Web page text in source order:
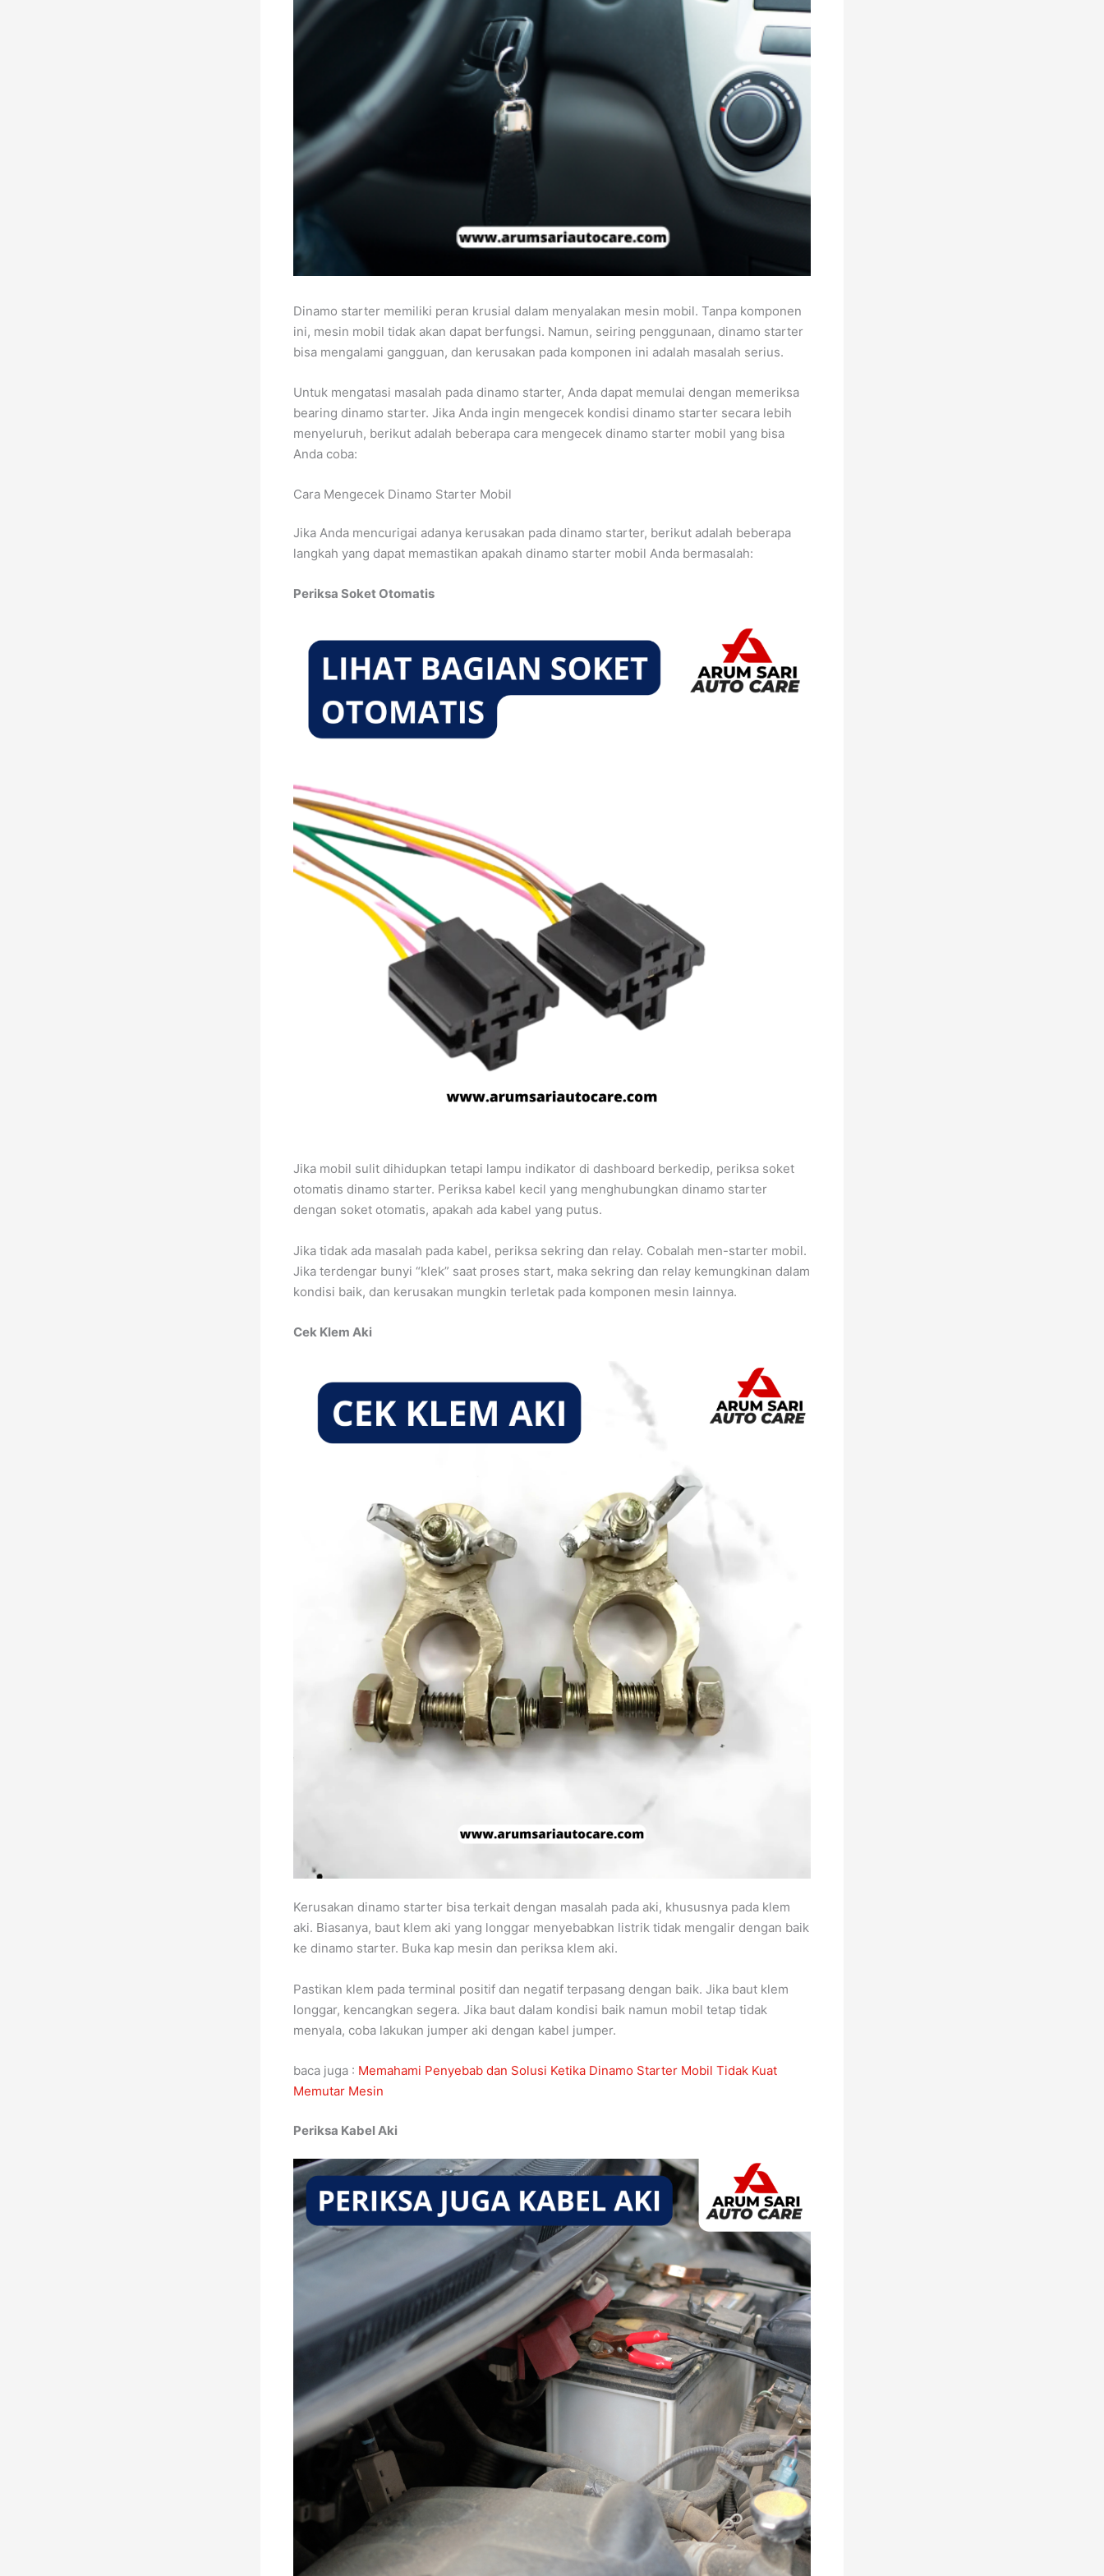
Dinamo starter memiliki peran krusial dalam menyalakan mesin mobil. Tanpa komponen
ini, mesin mobil tidak akan dapat berfungsi. Namun, seiring penggunaan, dinamo starter
bisa mengalami gangguan, dan kerusakan pada komponen ini adalah masalah serius.
Untuk mengatasi masalah pada dinamo starter, Anda dapat memulai dengan memeriksa
bearing dinamo starter. Jika Anda ingin mengecek kondisi dinamo starter secara lebih
menyeluruh, berikut adalah beberapa cara mengecek dinamo starter mobil yang bisa
Anda coba:
Cara Mengecek Dinamo Starter Mobil
Jika Anda mencurigai adanya kerusakan pada dinamo starter, berikut adalah beberapa
langkah yang dapat memastikan apakah dinamo starter mobil Anda bermasalah:
Periksa Soket Otomatis
Jika mobil sulit dihidupkan tetapi lampu indikator di dashboard berkedip, periksa soket
otomatis dinamo starter. Periksa kabel kecil yang menghubungkan dinamo starter
dengan soket otomatis, apakah ada kabel yang putus.
Jika tidak ada masalah pada kabel, periksa sekring dan relay. Cobalah men-starter mobil.
Jika terdengar bunyi “klek” saat proses start, maka sekring dan relay kemungkinan dalam
kondisi baik, dan kerusakan mungkin terletak pada komponen mesin lainnya.
Cek Klem Aki
Kerusakan dinamo starter bisa terkait dengan masalah pada aki, khususnya pada klem
aki. Biasanya, baut klem aki yang longgar menyebabkan listrik tidak mengalir dengan baik
ke dinamo starter. Buka kap mesin dan periksa klem aki.
Pastikan klem pada terminal positif dan negatif terpasang dengan baik. Jika baut klem
longgar, kencangkan segera. Jika baut dalam kondisi baik namun mobil tetap tidak
menyala, coba lakukan jumper aki dengan kabel jumper.
baca juga : Memahami Penyebab dan Solusi Ketika Dinamo Starter Mobil Tidak Kuat
Memutar Mesin
Periksa Kabel Aki